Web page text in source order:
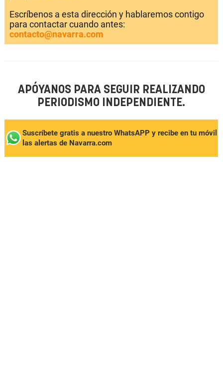
Escríbenos a esta dirección y hablaremos contigo
para contactar cuando antes:
contacto@navarra.com
APÓYANOS PARA SEGUIR REALIZANDO
PERIODISMO INDEPENDIENTE.
Suscríbete gratis a nuestro WhatsAPP y recibe en tu móvil
las alertas de Navarra.com